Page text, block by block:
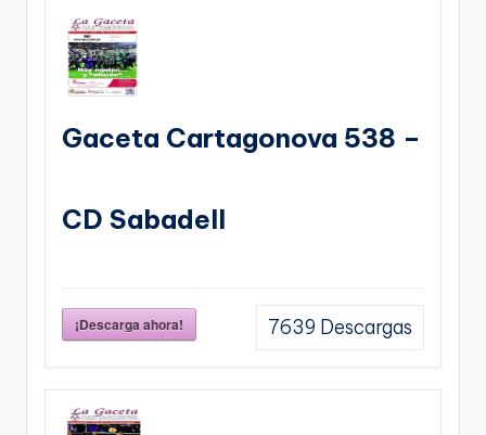
Gaceta Cartagonova 538 –
CD Sabadell
¡Descarga ahora! 7639 Descargas